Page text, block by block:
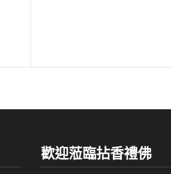
歡迎蒞臨拈香禮佛